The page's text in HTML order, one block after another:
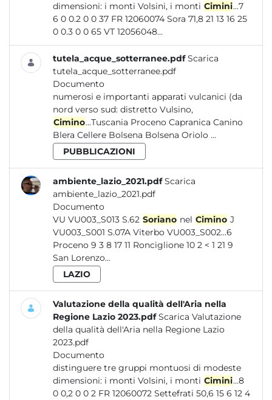
dimensioni: i monti Volsini, i monti Cimini...7
6 0 0.2 0 0 37 FR 12060074 Sora 71,8 21 13 16 25
0 0.3 0 0 65 VT 12056048...
tutela_acque_sotterranee.pdf Scarica
tutela_acque_sotterranee.pdf
Documento
numerosi e importanti apparati vulcanici (da
nord verso sud: distretto Vulsino,
Cimino...Tuscania Proceno Capranica Canino
Blera Cellere Bolsena Bolsena Oriolo ...
PUBBLICAZIONI
ambiente_lazio_2021.pdf Scarica
ambiente_lazio_2021.pdf
Documento
VU VU003_S013 S.62 Soriano nel Cimino
VU003_S001 S.07A Viterbo VU003_S002...6
Proceno 9 3 8 17 11 Ronciglione 10 2 < 1 21 9
San Lorenzo...
LAZIO
Valutazione della qualità dell'Aria nella
Regione Lazio 2023.pdf Scarica Valutazione
della qualità dell'Aria nella Regione Lazio
2023.pdf
Documento
distinguere tre gruppi montuosi di modeste
dimensioni: i monti Volsini, i monti Cimini...8
0 0,2 0 0 2 FR 12060072 Settefrati 50,6 15 6 12 4